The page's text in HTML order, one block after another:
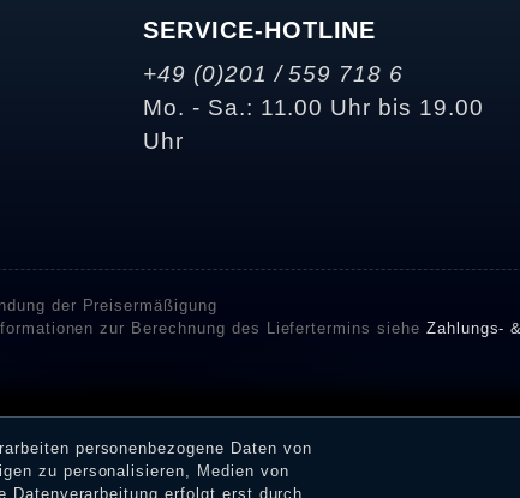
SERVICE-HOTLINE
+49 (0)201 / 559 718 6
Mo. - Sa.: 11.00 Uhr bis 19.00
Uhr
der Preisermäßigung
zur Berechnung des Liefertermins siehe Zahlungs-
und SHOPAUSKUNFT Bewertungen. SHOPVOTE setzt
auf SHOPVOTE finden Sie hier. ⧉
nicht stattgefunden. Die Bewertungen könnten von
E-Mail können Händler die Bewertungen
personenbezogene Daten von
zu personalisieren, Medien von
Datenverarbeitung erfolgt erst durch